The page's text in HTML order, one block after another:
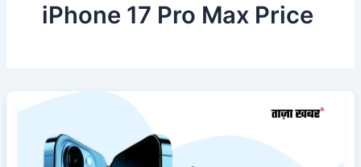
iPhone 17 Pro Max Price
Apple
17
Pro